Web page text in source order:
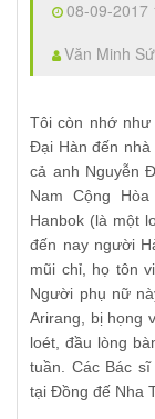
08-09-2017
Văn Minh
Tôi còn nhớ như
Đại Hàn đến nhà
cả anh Nguyễn
Nam Cộng
Hanbok (là một
đến nay người
mũi chỉ, họ tôn
Người phụ nữ
Arirang, bị họng
loét, đầu lòng
tuần. Các Bác
tại Đồng đế Nha